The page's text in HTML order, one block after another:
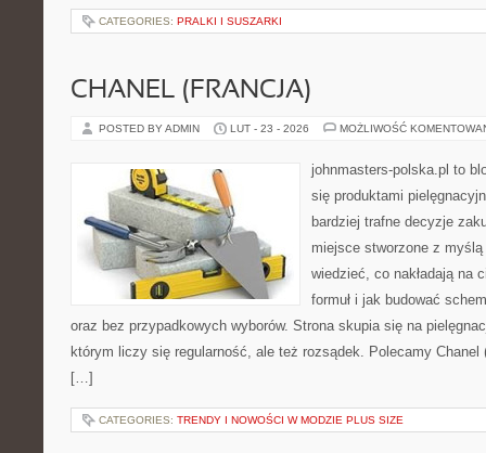
CATEGORIES: PRALKI I SUSZARKI
CHANEL (FRANCJA)
POSTED BY ADMIN LUT - 23 - 2026 MOŻLIWOŚĆ
johnmasters-polska.pl to
się produktami
bardziej trafne decyzje
miejsce stworzone z
wiedzieć, co nakładają na
formuł i jak budować
oraz bez przypadkowych wyborów. Strona skupia się na
którym liczy się regularność, ale też rozsądek. Polecamy Chanel
[…]
CATEGORIES: TRENDY I NOWOŚCI W MODZIE PLUS SIZE